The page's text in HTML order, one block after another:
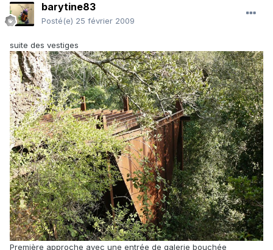
barytine83
Posté(e) 25 février 2009
suite des vestiges
Première approche avec une entrée de galerie bouchée